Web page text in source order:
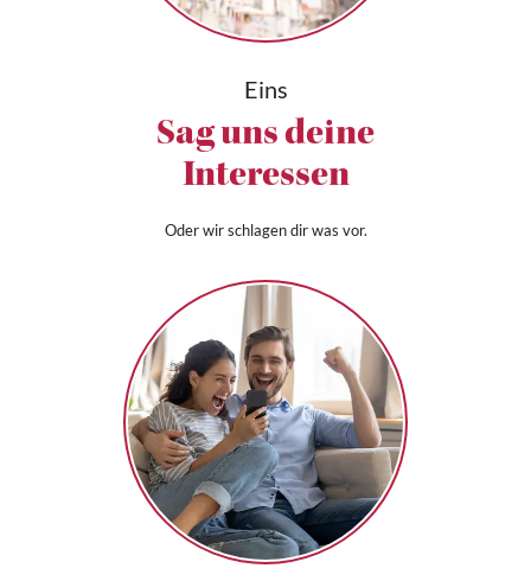
Eins
Sag uns deine
Interessen
Oder wir schlagen dir was vor.